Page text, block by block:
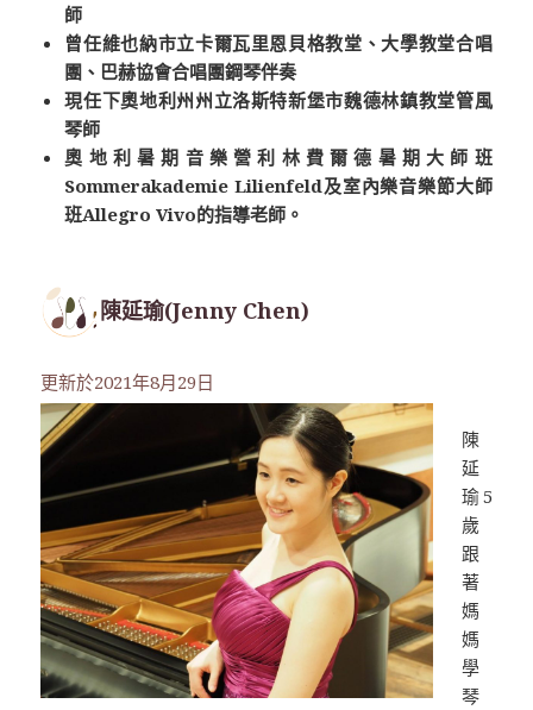
師
曾任維也納市立卡爾瓦里恩貝格教堂、大學教堂合唱
團、巴赫協會合唱團鋼琴伴奏
現任下奧地利州州立洛斯特新堡市魏德林鎮教堂管風
琴師
奧地利暑期音樂營利林費爾德暑期大師班
Sommerakademie Lilienfeld及室內樂音樂節大師
班Allegro Vivo的指導老師。
陳延瑜(Jenny Chen)
更新於2021年8月29日
陳
延
瑜5
歲
跟
著
媽
媽
學
琴